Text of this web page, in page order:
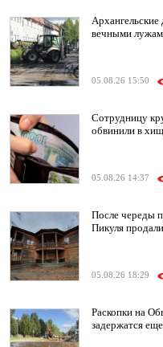
вечными
05.08.26 15:50
Сотрудницу
обвинили в
05.08.26 14:37
После череды
Пикуля
05.08.26 18:29
Раскопки на
задержатся